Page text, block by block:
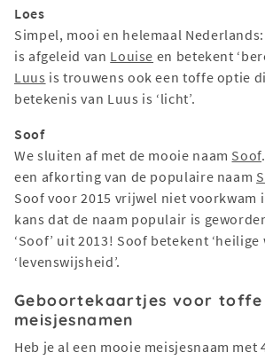
Loes
Simpel, mooi en helemaal
is afgeleid van Louise en betekent
Luus is trouwens ook een toffe optie
betekenis van Luus is ‘licht’.
Soof
We sluiten af met de mooie naam Soof
een afkorting van de populaire naam
Soof voor 2015 vrijwel niet voorkwam
kans dat de naam populair is
‘Soof’ uit 2013! Soof betekent ‘heilige
‘levenswijsheid’.
Geboortekaartjes voor toffe
meisjesnamen
Heb je al een mooie meisjesnaam met